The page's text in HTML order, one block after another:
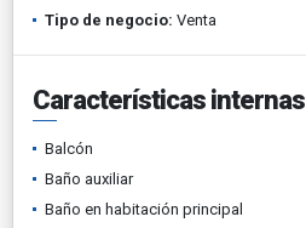
Tipo de negocio: Venta
Características internas
Balcón
Baño auxiliar
Baño en habitación principal